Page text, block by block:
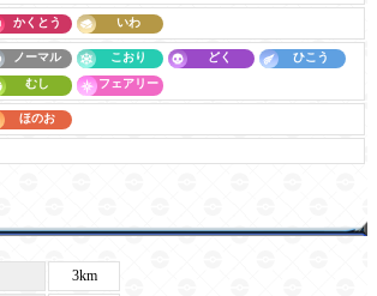
3km